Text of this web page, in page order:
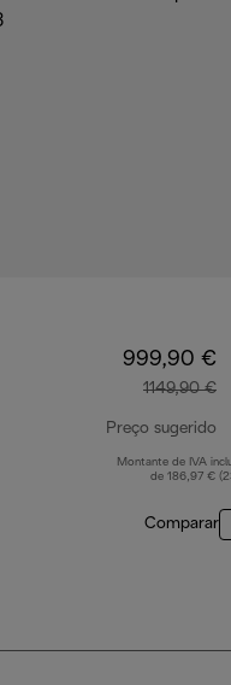
999,90 €
1149,90 €
Preço sugerido
Montante de IVA
de 186,97 €
Comparar